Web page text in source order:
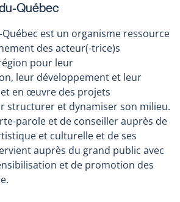
Québec
est un organisme ressource
des acteur(-trice)s
pour leur
leur développement et leur
en œuvre des projets
structurer et dynamiser son milieu.
parole et de conseiller auprès de
et culturelle et de ses
auprès du grand public avec
et de promotion des